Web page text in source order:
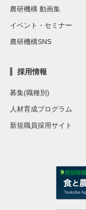
農研機構 動画集
イベント・セミナー
農研機構SNS
採用情報
募集(職種別)
人材育成プログラム
新規職員採用サイト